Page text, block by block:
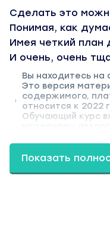
Сделать это
Понимая, как
Имея четкий план
И очень, очень
Вы находитесь на
Это версия
содержимого,
относится к 2022
Обучающий курс
Показать